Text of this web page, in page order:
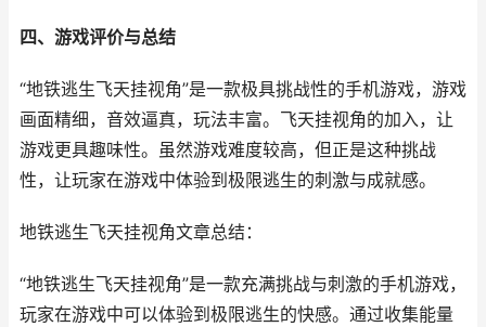
四、游戏评价与总结
“地铁逃生飞天挂视角”是一款极具挑战性的手机游戏，游戏
画面精细，音效逼真，玩法丰富。飞天挂视角的加入，让
游戏更具趣味性。虽然游戏难度较高，但正是这种挑战
性，让玩家在游戏中体验到极限逃生的刺激与成就感。
地铁逃生飞天挂视角文章总结：
“地铁逃生飞天挂视角”是一款充满挑战与刺激的手机游戏，
玩家在游戏中可以体验到极限逃生的快感。通过收集能量